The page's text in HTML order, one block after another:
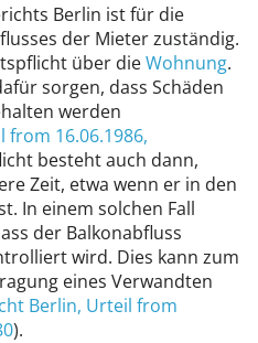
Berlin ist für die
der Mieter zuständig.
über dieWohnung.
sorgen, dass Schäden
werden
from 16.06.1986,
besteht auch dann,
Zeit, etwa wenn er in den
In einem solchen Fall
der Balkonabfluss
wird. Dies kann zum
eines Verwandten
Berlin, Urteil from
).